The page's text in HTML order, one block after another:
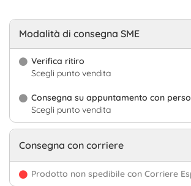
Modalità di consegna SME
Verifica ritiro
Scegli punto vendita
Consegna su appuntamento con
Scegli punto vendita
Consegna con corriere
Prodotto non spedibile con Corriere